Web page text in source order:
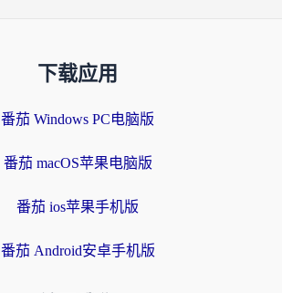
下载应用
番茄 Windows PC电脑版
番茄 macOS苹果电脑版
番茄 ios苹果手机版
番茄 Android安卓手机版